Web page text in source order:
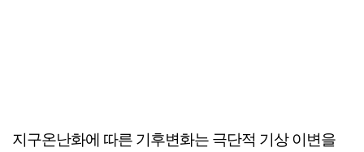
지구온난화에 따른 기후변화는 극단적 기상 이변을